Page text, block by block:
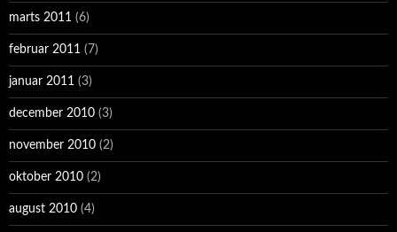
marts 2011 (6)
februar 2011 (7)
januar 2011 (3)
december 2010 (3)
november 2010 (2)
oktober 2010 (2)
august 2010 (4)